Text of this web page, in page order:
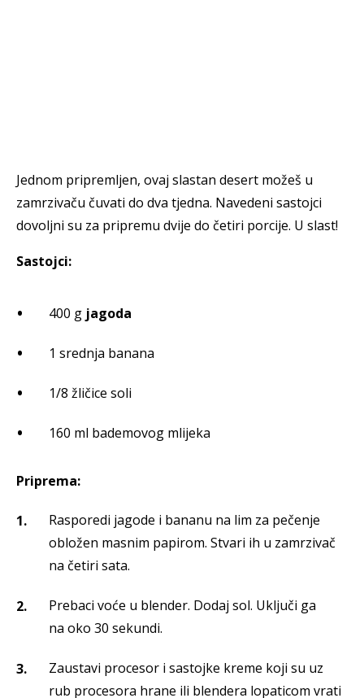
Jednom pripremljen, ovaj slastan desert možeš u
zamrzivaču čuvati do dva tjedna. Navedeni sastojci
dovoljni su za pripremu dvije do četiri porcije. U slast!
Sastojci:
400 g jagoda
1 srednja banana
1/8 žličice soli
160 ml bademovog mlijeka
Priprema:
Rasporedi jagode i bananu na lim za pečenje
obložen masnim papirom. Stvari ih u zamrzivač
na četiri sata.
Prebaci voće u blender. Dodaj sol. Uključi ga
na oko 30 sekundi.
Zaustavi procesor i sastojke kreme koji su uz
rub procesora hrane ili blendera lopaticom vrati